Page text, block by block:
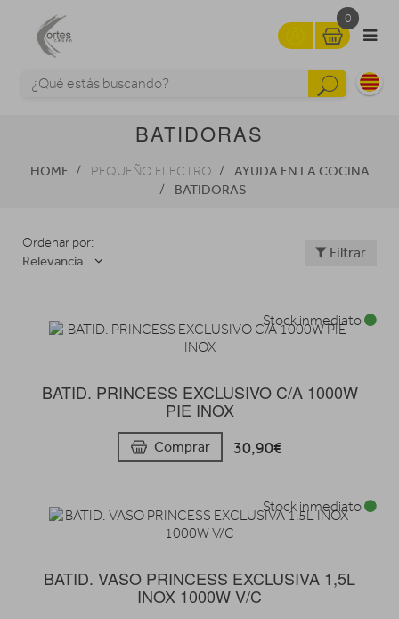
0
BATIDORAS
HOME PEQUEÑO ELECTRO
AYUDA EN LA COCINA
BATIDORAS
Ordenar por:
Relevancia
Filtrar
BATID. PRINCESS EXCLUSIVO C/A 1000W
PIE INOX
Comprar 30,90€
Stock inmediato
BATID. VASO PRINCESS EXCLUSIVA 1,5L
INOX 1000W V/C
Stock inmediato